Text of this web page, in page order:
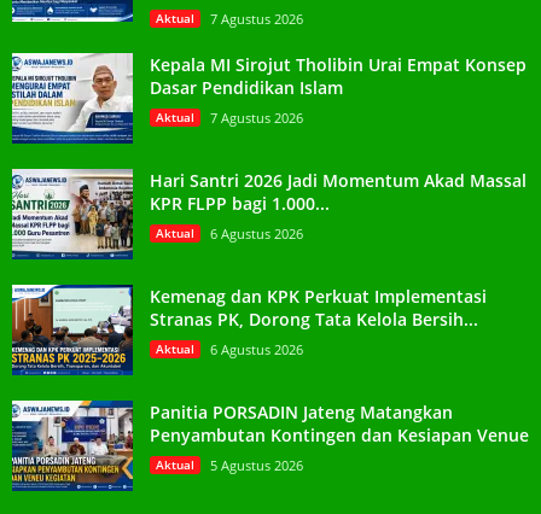
Aktual 7 Agustus 2026
Kepala MI Sirojut Tholibin Urai Empat Konsep
Dasar Pendidikan Islam
Aktual 7 Agustus 2026
Hari Santri 2026 Jadi Momentum Akad Massal
KPR FLPP bagi 1.000...
Aktual 6 Agustus 2026
Kemenag dan KPK Perkuat Implementasi
Stranas PK, Dorong Tata Kelola Bersih...
Aktual 6 Agustus 2026
Panitia PORSADIN Jateng Matangkan
Penyambutan Kontingen dan Kesiapan Venue
Aktual 5 Agustus 2026